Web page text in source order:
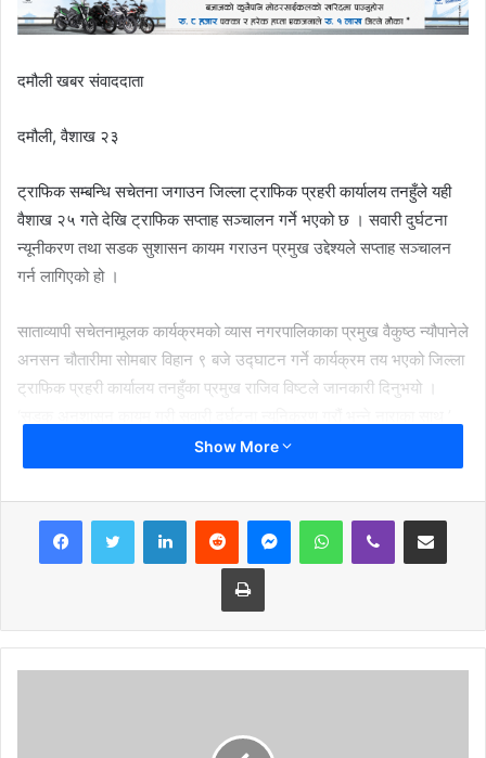
दमौली खबर संवाददाता
दमौली, वैशाख २३
ट्राफिक सम्बन्धि सचेतना जगाउन जिल्ला ट्राफिक प्रहरी कार्यालय तनहुँले यही
वैशाख २५ गते देखि ट्राफिक सप्ताह सञ्चालन गर्ने भएको छ । सवारी दुर्घटना
न्यूनीकरण तथा सडक सुशासन कायम गराउन प्रमुख उद्देश्यले सप्ताह सञ्चालन
गर्न लागिएको हो ।
साताव्यापी सचेतनामूलक कार्यक्रमको व्यास नगरपालिकाका प्रमुख वैकुष्ठ न्यौपानेले
अनसन चौतारीमा सोमबार विहान ९ बजे उद्घाटन गर्ने कार्यक्रम तय भएको जिल्ला
ट्राफिक प्रहरी कार्यालय तनहुँका प्रमुख राजिव विष्टले जानकारी दिनुभयो ।
सचेतना कार्यक्रम गाउँ गाउँमा पु¥याउने ट्राफिक प्रमुख विष्टले जानकारी दिनुभयो
। ट्राफिक सप्ताह गण्डकी प्रदेशको ११ वटै जिल्लामा एकै साथ सुरु हुने उहाले
जानकारी दिनुभयो ।
Show More
Print